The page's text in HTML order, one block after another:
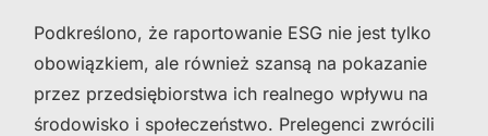
Podkreślono, że raportowanie ESG nie jest tylko
obowiązkiem, ale również szansą na pokazanie
przez przedsiębiorstwa ich realnego wpływu na
środowisko i społeczeństwo. Prelegenci zwrócili